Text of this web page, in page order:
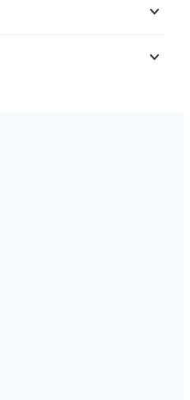
keyboard_arrow_down
keyboard_arrow_down